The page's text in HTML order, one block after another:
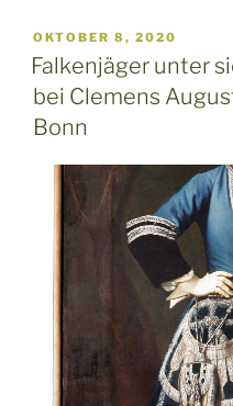
VERÖFFENTLICHT
AM
OKTOBER 8, 2020
Falkenjäger unter
bei Clemens
Bonn